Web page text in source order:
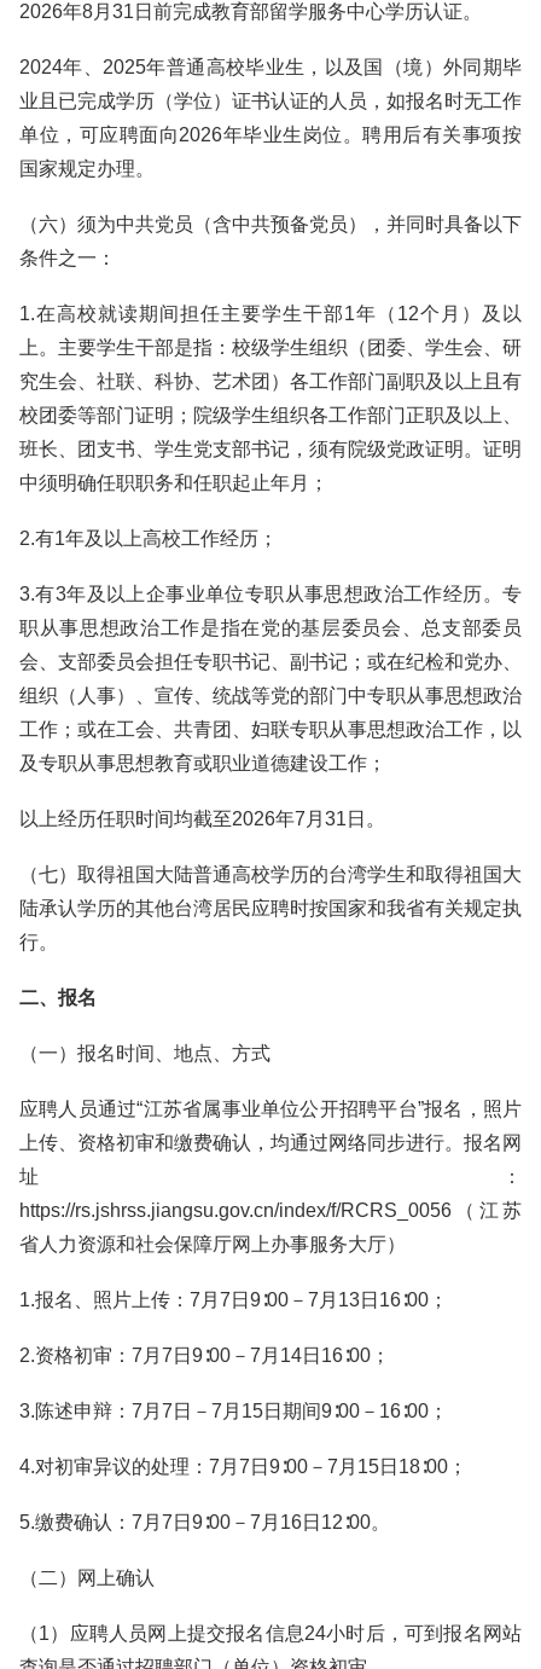
2026年8月31日前完成教育部留学服务中心学历认证。
2024年、2025年普通高校毕业生，以及国（境）外同期毕
业且已完成学历（学位）证书认证的人员，如报名时无工作
单位，可应聘面向2026年毕业生岗位。聘用后有关事项按
国家规定办理。
（六）须为中共党员（含中共预备党员），并同时具备以下
条件之一：
1.在高校就读期间担任主要学生干部1年（12个月）及以
上。主要学生干部是指：校级学生组织（团委、学生会、研
究生会、社联、科协、艺术团）各工作部门副职及以上且有
校团委等部门证明；院级学生组织各工作部门正职及以上、
班长、团支书、学生党支部书记，须有院级党政证明。证明
中须明确任职职务和任职起止年月；
2.有1年及以上高校工作经历；
3.有3年及以上企事业单位专职从事思想政治工作经历。专
职从事思想政治工作是指在党的基层委员会、总支部委员
会、支部委员会担任专职书记、副书记；或在纪检和党办、
组织（人事）、宣传、统战等党的部门中专职从事思想政治
工作；或在工会、共青团、妇联专职从事思想政治工作，以
及专职从事思想教育或职业道德建设工作；
以上经历任职时间均截至2026年7月31日。
（七）取得祖国大陆普通高校学历的台湾学生和取得祖国大
陆承认学历的其他台湾居民应聘时按国家和我省有关规定执
行。
二、报名
（一）报名时间、地点、方式
应聘人员通过“江苏省属事业单位公开招聘平台”报名，照片
上传、资格初审和缴费确认，均通过网络同步进行。报名网
址：
https://rs.jshrss.jiangsu.gov.cn/index/f/RCRS_0056（江苏
省人力资源和社会保障厅网上办事服务大厅）
1.报名、照片上传：7月7日9∶00－7月13日16∶00；
2.资格初审：7月7日9∶00－7月14日16∶00；
3.陈述申辩：7月7日－7月15日期间9∶00－16∶00；
4.对初审异议的处理：7月7日9∶00－7月15日18∶00；
5.缴费确认：7月7日9∶00－7月16日12∶00。
（二）网上确认
（1）应聘人员网上提交报名信息24小时后，可到报名网站